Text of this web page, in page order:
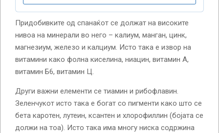
Придобивките од спанаќот се должат на високите
нивоа на минерали во него – калиум, манган, цинк,
магнезиум, железо и калциум. Исто така е извор на
витамини како фолна киселина, ниацин, витамин А,
витамин Б6, витамин Ц.
Други важни елементи се тиамин и рибофлавин.
Зеленчукот исто така е богат со пигменти како што се
бета каротен, лутеин, ксантен и хлорофиллин (бојата се
должи на тоа). Исто така има многу ниска содржина